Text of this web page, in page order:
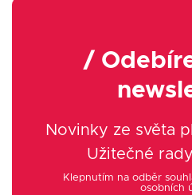
/
Novinky ze světa
Užitečné
Klepnutím na odběr
osobních